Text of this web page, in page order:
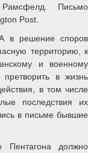
Письмо
Post.
в решение споров
территорию, к
и военному
претворить в жизнь
в том числе
последствия их
в письме бывшие
Пентагона должно